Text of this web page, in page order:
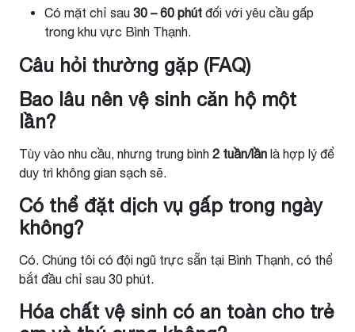
Có mặt chỉ sau 30 – 60 phút đối với yêu cầu gấp
trong khu vực Bình Thạnh.
Câu hỏi thường gặp (FAQ)
Bao lâu nên vệ sinh căn hộ một
lần?
Tùy vào nhu cầu, nhưng trung bình 2 tuần/lần là hợp lý để
duy trì không gian sạch sẽ.
Có thể đặt dịch vụ gấp trong ngày
không?
Có. Chúng tôi có đội ngũ trực sẵn tại Bình Thạnh, có thể
bắt đầu chỉ sau 30 phút.
Hóa chất vệ sinh có an toàn cho trẻ